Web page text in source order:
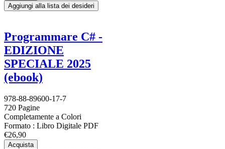
Aggiungi alla lista dei desideri
Programmare C# -
EDIZIONE
SPECIALE 2025
(ebook)
978-88-89600-17-7
720 Pagine
Completamente a Colori
Formato : Libro Digitale PDF
€26,90
Acquista